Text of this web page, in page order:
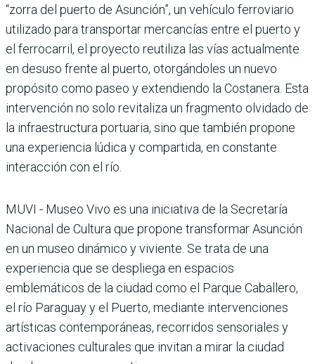
“zorra del puerto de Asunción”, un vehículo ferroviario
utilizado para transportar mercancías entre el puerto y
el ferrocarril, el proyecto reutiliza las vías actualmente
en desuso frente al puerto, otorgándoles un nuevo
propósito como paseo y extendiendo la Costanera. Esta
intervención no solo revitaliza un fragmento olvidado de
la infraestructura portuaria, sino que también propone
una experiencia lúdica y compartida, en constante
interacción con el río.
MUVI - Museo Vivo es una iniciativa de la Secretaría
Nacional de Cultura que propone transformar Asunción
en un museo dinámico y viviente. Se trata de una
experiencia que se despliega en espacios
emblemáticos de la ciudad como el Parque Caballero,
el río Paraguay y el Puerto, mediante intervenciones
artísticas contemporáneas, recorridos sensoriales y
activaciones culturales que invitan a mirar la ciudad